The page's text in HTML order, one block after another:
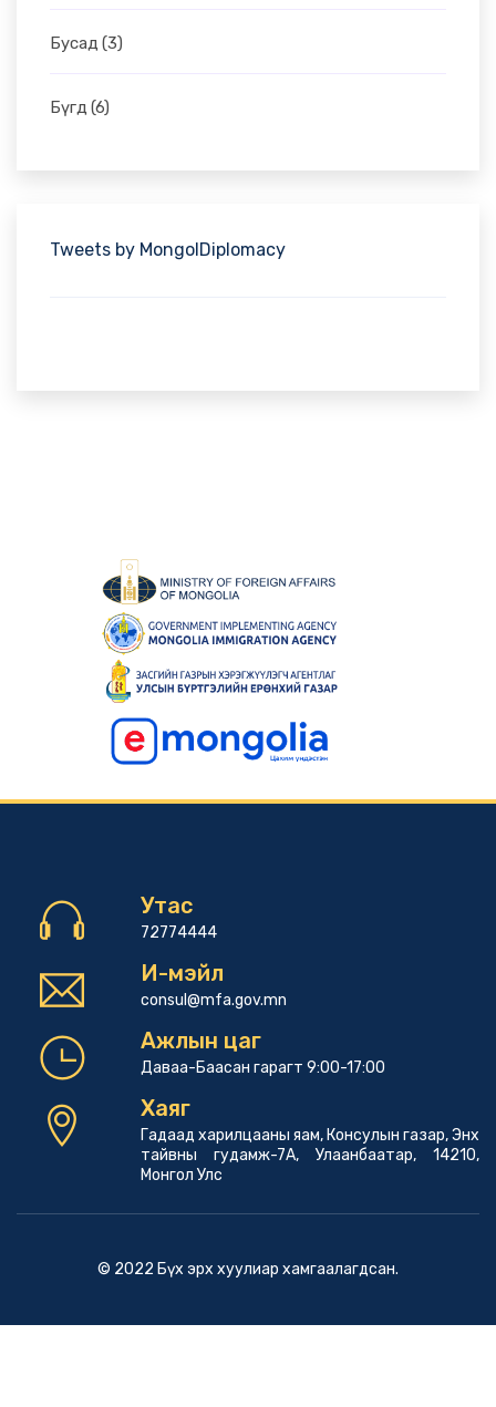
Бусад (3)
Бүгд (6)
Tweets by MongolDiplomacy
Утас
72774444
И-мэйл
consul@mfa.gov.mn
Ажлын цаг
Даваа-Баасан гарагт 9:00-17:00
Хаяг
Гадаад харилцааны яам, Консулын газар, Энх
тайвны гудамж-7А, Улаанбаатар, 14210,
Монгол Улс
© 2022 Бүх эрх хуулиар хамгаалагдсан.